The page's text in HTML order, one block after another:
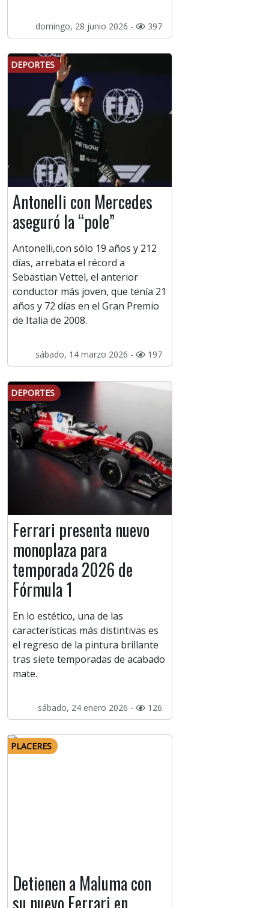
domingo, 28 junio 2026 - 397
DEPORTES
Antonelli con Mercedes
aseguró la “pole”
Antonelli,con sólo 19 años y 212
días, arrebata el récord a
Sebastian Vettel, el anterior
conductor más joven, que tenía 21
años y 72 días en el Gran Premio
de Italia de 2008.
sábado, 14 marzo 2026 - 197
DEPORTES
Ferrari presenta nuevo
monoplaza para
temporada 2026 de
Fórmula 1
En lo estético, una de las
características más distintivas es
el regreso de la pintura brillante
tras siete temporadas de acabado
mate.
sábado, 24 enero 2026 - 126
PLACERES
Detienen a Maluma con
su nuevo Ferrari en